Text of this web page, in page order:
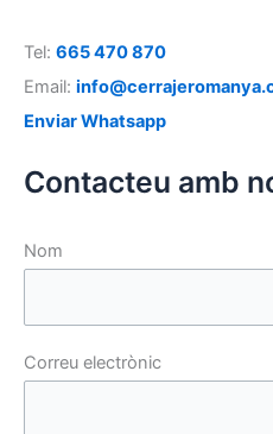
Tel: 665 470 870
Email:
Enviar Whatsapp
Contacteu amb
Nom
Correu electrònic